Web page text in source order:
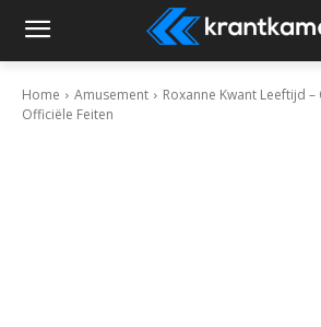
Home Amusement
Roxanne Kwant Leeftijd
Officiële Feiten